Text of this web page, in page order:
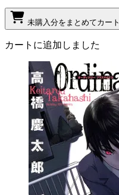
未購入分をまとめてカー
カートに追加しました